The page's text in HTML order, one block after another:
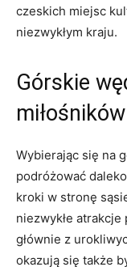
czeskich miejsc
niezwykłym kraju.
Górskie
Wybierając się na
podróżować
kroki ⁣w stronę‌
niezwykłe atrakcje
głównie z
okazują się ⁤także